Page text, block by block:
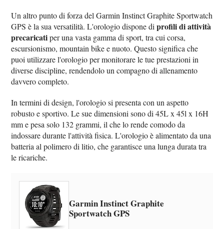
Un altro punto di forza del Garmin Instinct Graphite Sportwatch
GPS è la sua versatilità. L'orologio dispone diprofili di attività
precaricatiper una vasta gamma di sport, tra cui corsa,
escursionismo, mountain bike e nuoto. Questo significa che
puoi utilizzare l'orologio per monitorare le tue prestazioni in
diverse discipline, rendendolo un compagno di allenamento
davvero completo.
In termini di design, l'orologio si presenta con un aspetto
robusto e sportivo. Le sue dimensioni sono di 45L x 45l x 16H
mm e pesa solo 132 grammi, il che lo rende comodo da
indossare durante l'attività fisica. L'orologio è alimentato da una
batteria al polimero di litio, che garantisce una lunga durata tra
le ricariche.
Garmin Instinct Graphite
Sportwatch GPS